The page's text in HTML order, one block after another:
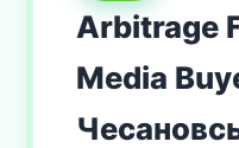
Arbitrage
Media